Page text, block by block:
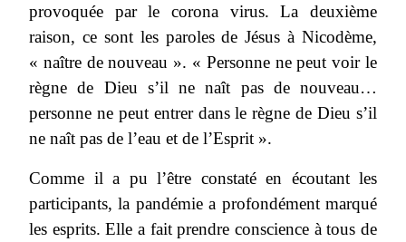
provoquée par le corona virus. La deuxième
raison, ce sont les paroles de Jésus à Nicodème,
« naître de nouveau ». « Personne ne peut voir le
règne de Dieu s’il ne naît pas de nouveau…
personne ne peut entrer dans le règne de Dieu s’il
ne naît pas de l’eau et de l’Esprit ».
Comme il a pu l’être constaté en écoutant les
participants, la pandémie a profondément marqué
les esprits. Elle a fait prendre conscience à tous de